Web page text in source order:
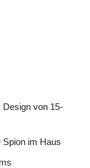
Design von 15-
Spion im Haus